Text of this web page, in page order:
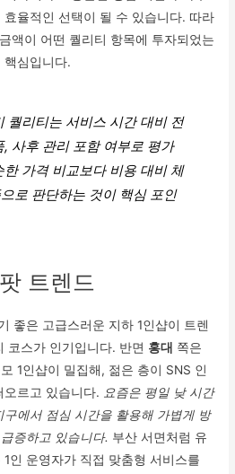
율적인 선택이 될 수 있습니다. 따라
액이 어떤 퀄리티 항목에 투자되었는
핵심입니다.
퀄리티는 서비스 시간 대비 전
, 사후 관리 포함 여부로 평가
한 가격 비교보다 비용 대비 체
로 판단하는 것이 핵심 포인
트렌드
좋은 고급스러운 지하 1인샵이 트렌
코스가 인기입니다. 반면 홍대 쪽은
1인샵이 밀집해, 젊은 층이 SNS 인
르고 있습니다. 요즘은 평일 낮 시간
에서 점심 시간을 활용해 가볍게 방
증하고 있습니다. 부산 서면처럼 유
인 운영자가 직접 맞춤형 서비스를